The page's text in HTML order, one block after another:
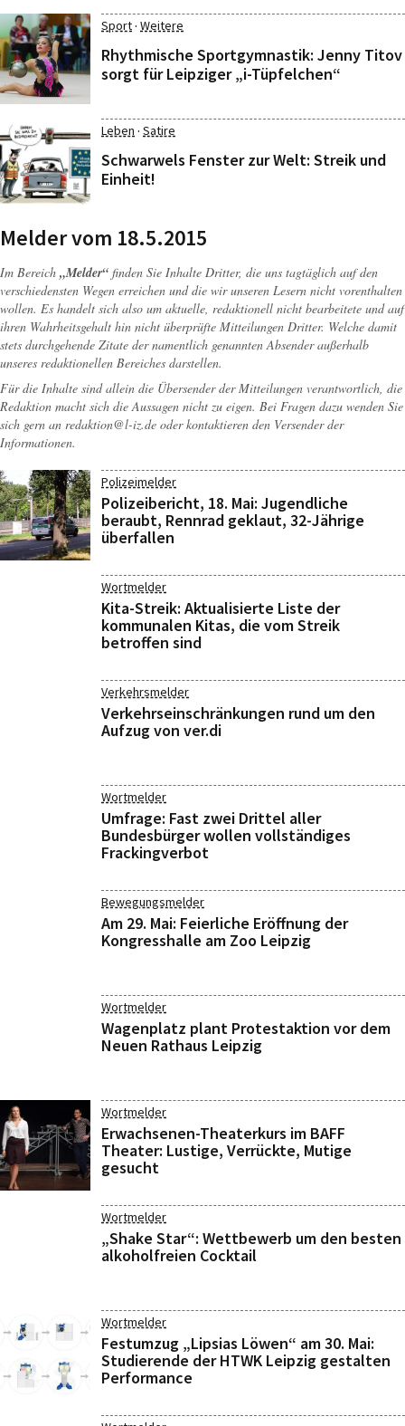
Sport· Weitere
Rhythmische Sportgymnastik: Jenny Titov
sorgt für Leipziger „i-Tüpfelchen“
Leben · Satire
Schwarwels Fenster zur Welt: Streik und
Einheit!
Melder vom 18.5.2015
Im Bereich „Melder“ finden Sie Inhalte Dritter, die uns tagtäglich auf den
verschiedensten Wegen erreichen und die wir unseren Lesern nicht vorenthalten
wollen. Es handelt sich also um aktuelle, redaktionell nicht bearbeitete und auf
ihren Wahrheitsgehalt hin nicht überprüfte Mitteilungen Dritter. Welche damit
stets durchgehende Zitate der namentlich genannten Absender außerhalb
unseres redaktionellen Bereiches darstellen.
Für die Inhalte sind allein die Übersender der Mitteilungen verantwortlich, die
Redaktion macht sich die Aussagen nicht zu eigen. Bei Fragen dazu wenden Sie
sich gern an redaktion@l-iz.de oder kontaktieren den Versender der
Informationen.
Polizeimelder
Polizeibericht, 18. Mai: Jugendliche
beraubt, Rennrad geklaut, 32-Jährige
überfallen
Wortmelder
Kita-Streik: Aktualisierte Liste der
kommunalen Kitas, die vom Streik
betroffen sind
Verkehrsmelder
Verkehrseinschränkungen rund um den
Aufzug von ver.di
Wortmelder
Umfrage: Fast zwei Drittel aller
Bundesbürger wollen vollständiges
Frackingverbot
Bewegungsmelder
Am 29. Mai: Feierliche Eröffnung der
Kongresshalle am Zoo Leipzig
Wortmelder
Wagenplatz plant Protestaktion vor dem
Neuen Rathaus Leipzig
Wortmelder
Erwachsenen-Theaterkurs im BAFF
Theater: Lustige, Verrückte, Mutige
gesucht
Wortmelder
„Shake Star“: Wettbewerb um den besten
alkoholfreien Cocktail
Wortmelder
Festumzug „Lipsias Löwen“ am 30. Mai:
Studierende der HTWK Leipzig gestalten
Performance